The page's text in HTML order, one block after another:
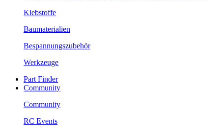
Klebstoffe
Baumaterialien
Bespannungszubehör
Werkzeuge
Part Finder
Community
Community
RC Events